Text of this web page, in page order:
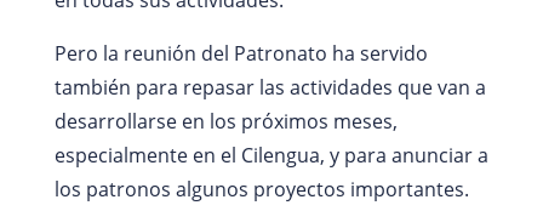
Pero la reunión del Patronato ha servido
también para repasar las actividades que van a
desarrollarse en los próximos meses,
especialmente en el Cilengua, y para anunciar a
los patronos algunos proyectos importantes.